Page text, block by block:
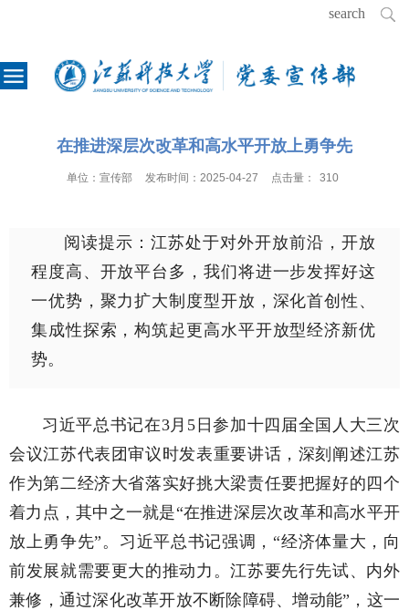
在推进深层次改革和高水平开放上勇争先
单位： 宣传部 发布时间： 2025-04-27 点击量： 310
阅读提示：江苏处于对外开放前沿，开放
程度高、开放平台多，我们将进一步发挥好这
一优势，聚力扩大制度型开放，深化首创性、
集成性探索，构筑起更高水平开放型经济新优
势。
习近平总书记在3月5日参加十四届全国人大三次
会议江苏代表团审议时发表重要讲话，深刻阐述江苏
作为第二经济大省落实好挑大梁责任要把握好的四个
着力点，其中之一就是“在推进深层次改革和高水平开
放上勇争先”。习近平总书记强调，“经济体量大，向
前发展就需要更大的推动力。江苏要先行先试、内外
兼修，通过深化改革开放不断除障碍、增动能”，这一